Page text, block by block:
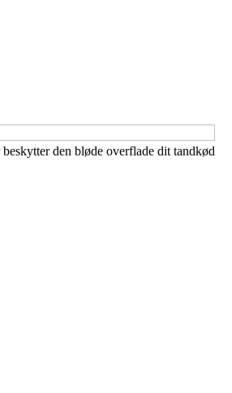
den bløde overflade dit tandkød